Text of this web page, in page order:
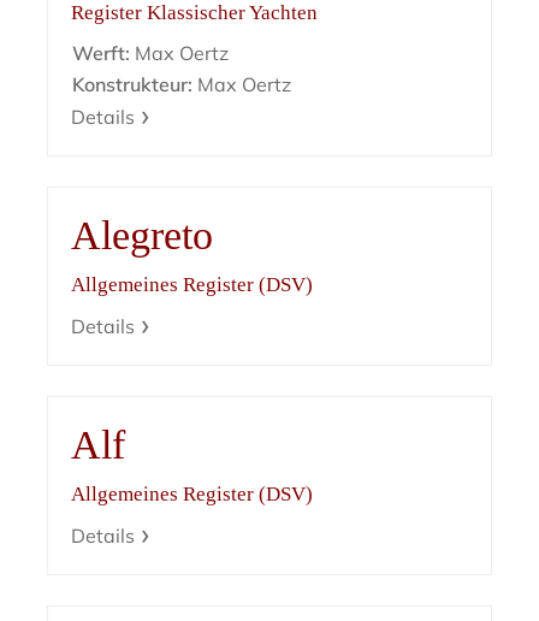
Register Klassischer Yachten
Werft: Max Oertz
Konstrukteur: Max Oertz
Details
Alegreto
Allgemeines Register (DSV)
Details
Alf
Allgemeines Register (DSV)
Details